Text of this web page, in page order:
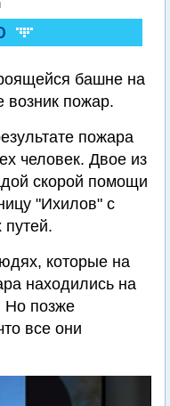
башне на
возник пожар.
пожара
человек. Двое из
скорой помощи
"Ихилов" с
которые на
находились на
Но позже
все они